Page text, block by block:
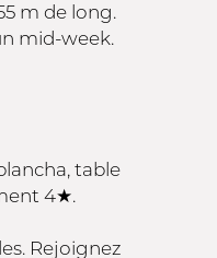
m de long.
mid-week.
table
4★.
Rejoignez